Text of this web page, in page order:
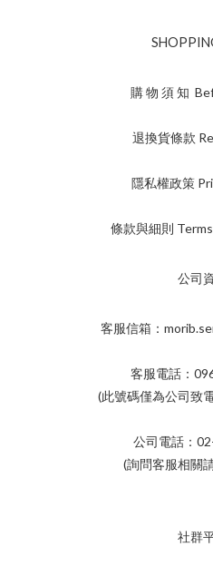
購 物 須 知
退換貨條款
隱私權政策
條款與細則
公司
客服信箱：
客服電話：
(此號碼僅為公司致
公司電話：
(詢問客服相關
社群